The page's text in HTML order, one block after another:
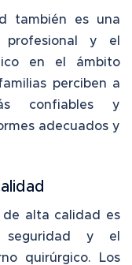
también es una
profesional y el
en el ámbito
perciben a
confiables y
adecuados y
alta calidad es
seguridad y el
quirúrgico. Los